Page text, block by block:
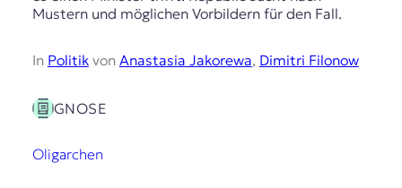
Mustern und möglichen Vorbildern für den Fall.
In Politikvon Anastasia Jakorewa, Dimitri Filonow
GNOSE
Oligarchen